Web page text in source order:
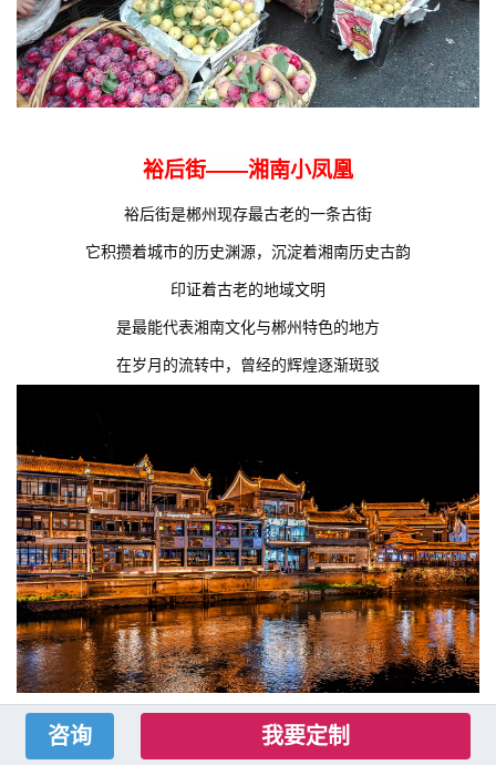
裕后街——湘南小凤凰
裕后街是郴州现存最古老的一条古街
它积攒着城市的历史渊源，沉淀着湘南历史古韵
印证着古老的地域文明
是最能代表湘南文化与郴州特色的地方
在岁月的流转中，曾经的辉煌逐渐斑驳
我要定制